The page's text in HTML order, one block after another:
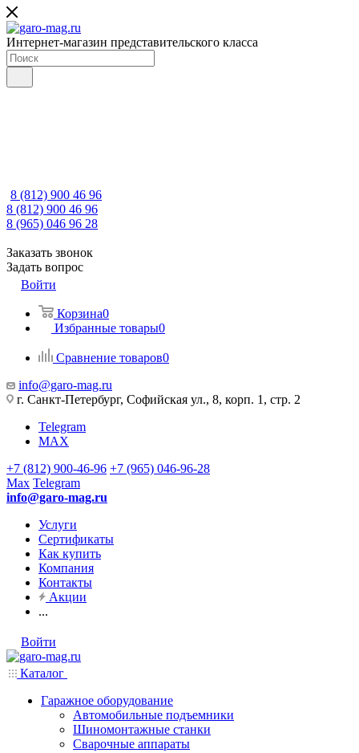
Интернет-магазин представительского класса
8 (812) 900 46 96
8 (812) 900 46 96
8 (965) 046 96 28
Заказать звонок
Задать вопрос
Войти
Корзина0
Избранные товары0
Сравнение товаров0
info@garo-mag.ru
г. Санкт-Петербург, Софийская ул., 8, корп. 1, стр. 2
Telegram
MAX
+7 (812) 900-46-96 +7 (965) 046-96-28
Max Telegram
info@garo-mag.ru
Услуги
Сертификаты
Как купить
Компания
Контакты
Акции
...
Войти
Каталог
Гаражное оборудование
Автомобильные подъемники
Шиномонтажные станки
Сварочные аппараты